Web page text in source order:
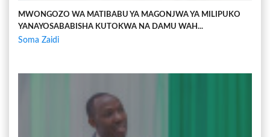
MWONGOZO WA MATIBABU YA MAGONJWA YA MILIPUKO
YANAYOSABABISHA KUTOKWA NA DAMU WAH...
Soma Zaidi